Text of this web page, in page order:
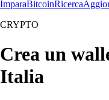
ImparaBitcoinRicerca
CRYPTO
Crea un
Italia